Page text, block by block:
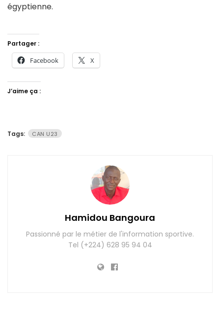
égyptienne.
Partager :
Facebook X
J’aime ça :
Tags: CAN U23
Hamidou Bangoura
Passionné par le métier de l'information sportive.
Tel (+224) 628 95 94 04